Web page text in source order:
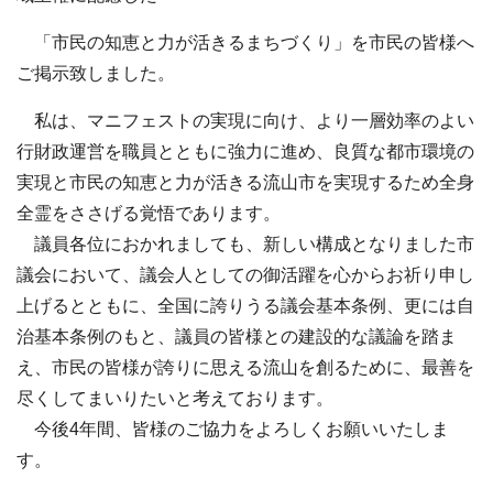
「市民の知恵と力が活きるまちづくり」を市民の皆様へ
ご掲示致しました。
私は、マニフェストの実現に向け、より一層効率のよい
行財政運営を職員とともに強力に進め、良質な都市環境の
実現と市民の知恵と力が活きる流山市を実現するため全身
全霊をささげる覚悟であります。
議員各位におかれましても、新しい構成となりました市
議会において、議会人としての御活躍を心からお祈り申し
上げるとともに、全国に誇りうる議会基本条例、更には自
治基本条例のもと、議員の皆様との建設的な議論を踏ま
え、市民の皆様が誇りに思える流山を創るために、最善を
尽くしてまいりたいと考えております。
今後4年間、皆様のご協力をよろしくお願いいたしま
す。